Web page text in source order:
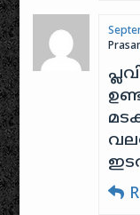
എന്നത് അല്പം
ബുദ്ധിമുട്ടുള്ള
കാര്യമാണ്.